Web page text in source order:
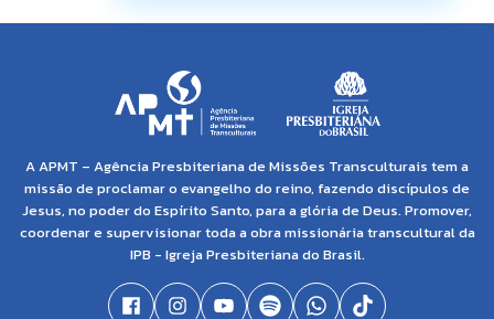
A APMT – Agência Presbiteriana de Missões Transculturais tem a
missão de proclamar o evangelho do reino, fazendo discípulos de
Jesus, no poder do Espírito Santo, para a glória de Deus. Promover,
coordenar e supervisionar toda a obra missionária transcultural da
IPB - Igreja Presbiteriana do Brasil.